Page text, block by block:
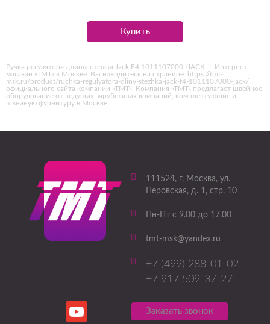
Купить
Ручка регулятора длины стежка Jack F4 1011107000 /JACK — Интернет-
магазин «ТМТ» в Москве. Вы находитесь на странице: https://tmt-
msk.ru/product/ruchka-regulyatora-dliny-stezhka-jack-f4-1011107000-jack/
официального сайта компании «ТМТ». Компания «ТМТ» предлагает швейное
оборудование от ведущих зарубежных компаний, комплектующие и
швейную фурнитуру в Москве.
111524, г. Москва, ул.
Перовская, д. 1, стр. 10
Пн-Пт с 9.00 до 17.00
tmt-msk@yandex.ru
+7 (499) 288-01-02
+7 917 509-37-27
Заказать звонок